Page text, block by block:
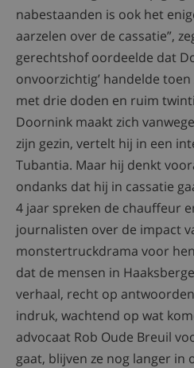
nabestaanden is ook het
aarzelen over de cassatie”,
gerechtshof oordeelde dat
onvoorzichtig’ handelde
met drie doden en ruim
Doornink maakt zich
zijn gezin, vertelt hij in een
Tubantia. Maar hij denkt
ondanks dat hij in cassatie
4 jaar spreken de chauffeur
journalisten over de impact
monstertruckdrama voor
dat de mensen in
verhaal, recht op
indruk, wachtend op wat
advocaat Rob Oude Breuil
gaat, blijven ze nog langer in